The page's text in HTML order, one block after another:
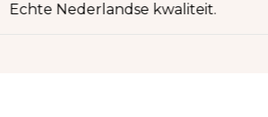
Echte Nederlandse kwaliteit.